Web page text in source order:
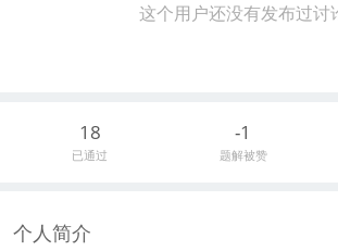
这个用户还没有发布过讨
18
已通过
-1
题解被赞
个人简介